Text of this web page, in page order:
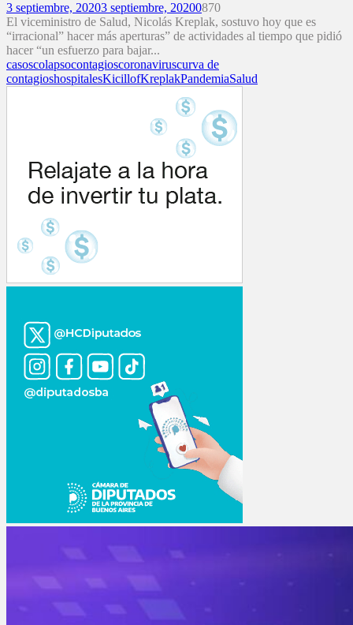
3 septiembre, 20203 septiembre, 20200870
El viceministro de Salud, Nicolás Kreplak, sostuvo hoy que es
“irracional” hacer más aperturas” de actividades al tiempo que pidió
hacer “un esfuerzo para bajar...
casoscolapsocontagioscoronaviruscurva de
contagioshospitalesKicillofKreplakPandemiaSalud